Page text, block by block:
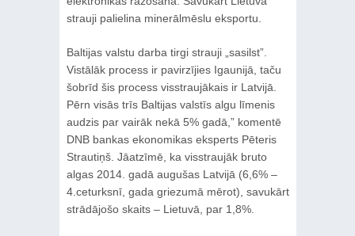
strauji palielina minerālmēslu eksportu.
Baltijas valstu darba tirgi strauji „sasilst”.
Vistālāk process ir pavirzījies Igaunijā, taču
šobrīd šis process visstraujākais ir Latvijā.
Pērn visās trīs Baltijas valstīs algu līmenis
audzis par vairāk nekā 5% gadā,” komentē
DNB bankas ekonomikas eksperts Pēteris
Strautiņš. Jāatzīmē, ka visstraujāk bruto
algas 2014. gadā augušas Latvijā (6,6% –
4.ceturksnī, gada griezumā mērot), savukārt
strādājošo skaits – Lietuvā, par 1,8%.